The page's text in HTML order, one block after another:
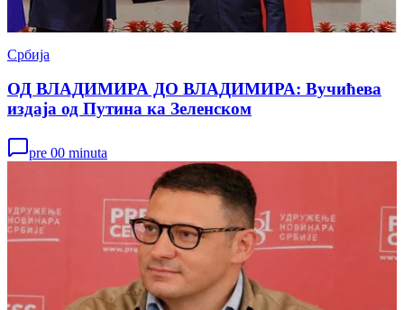
Србија
ОД ВЛАДИМИРА ДО ВЛАДИМИРА: Вучићева
издаја од Путина ка Зеленском
pre 00 minuta